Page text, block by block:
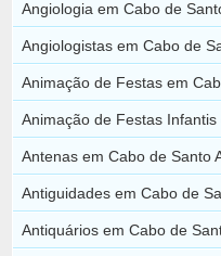
Angiologia em Cabo de
Angiologistas em Cabo de
Animação de Festas em
Animação de Festas
Antenas em Cabo de Santo
Antiguidades em Cabo de
Antiquários em Cabo de